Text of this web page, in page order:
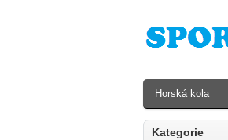
Kategorie
Horská kola